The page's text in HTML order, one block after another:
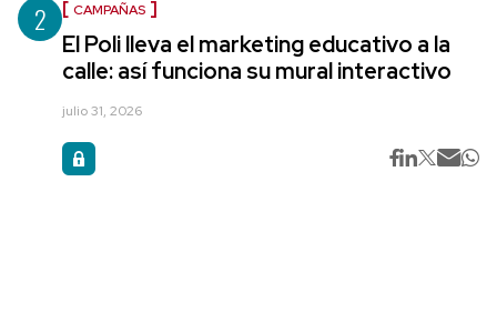
2 CAMPAÑAS
El Poli lleva el marketing educativo a la
calle: así funciona su mural interactivo
julio 31, 2026